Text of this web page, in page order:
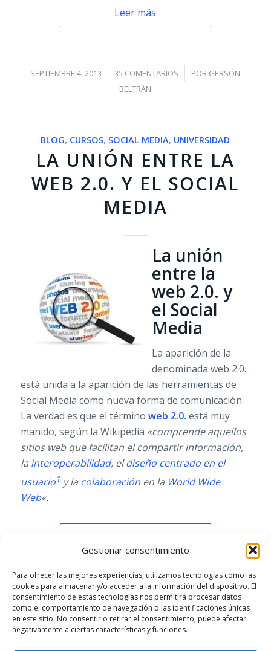
Gestionar consentimiento
Para ofrecer las mejores experiencias, utilizamos tecnologías como las
cookies para almacenar y/o acceder a la información del dispositivo. El
consentimiento de estas tecnologías nos permitirá procesar datos
como el comportamiento de navegación o las identificaciones únicas
en este sitio. No consentir o retirar el consentimiento, puede afectar
negativamente a ciertas características y funciones.
Leer más
SEPTIEMBRE 4, 2013
/ 35 COMENTARIOS
/ POR GERSÓN
BELTRÁN
BLOG, CURSOS, SOCIAL MEDIA, UNIVERSIDAD
LA UNIÓN ENTRE LA
WEB 2.0. Y EL SOCIAL
MEDIA
La unión
entre la
web 2.0. y
el Social
Media
La aparición de la
denominada web 2.0.
está unida a la aparición de las herramientas de
Social Media como nueva forma de comunicación.
La verdad es que el término web 2.0. está muy
manido, según la Wikipedia «comprende aquellos
sitios web que facilitan el compartir información,
la interoperabilidad, eldiseño centrado en el
usuario1 y la colaboraciónen la World Wide
Web«.
SEPTIEMBRE 3, 2013
/ 29 COMENTARIOS
/ PORGERSÓN
BELTRÁN